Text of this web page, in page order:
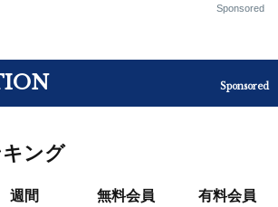
Sponsored
Sponsored
キング
週間 無料会員 有料会員